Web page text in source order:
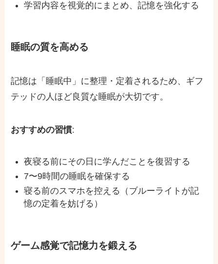
学習内容を視覚的にまとめ、記憶を強化する
睡眠の質を高める
記憶は「睡眠中」に整理・定着されるため、ギフ
テッドの人ほど良質な睡眠が大切です。
おすすめの習慣:
夜寝る前にその日に学んだことを復習する
7〜9時間の睡眠を確保する
寝る前のスマホを控える（ブルーライトが記
憶の定着を妨げる）
ゲーム感覚で記憶力を鍛える